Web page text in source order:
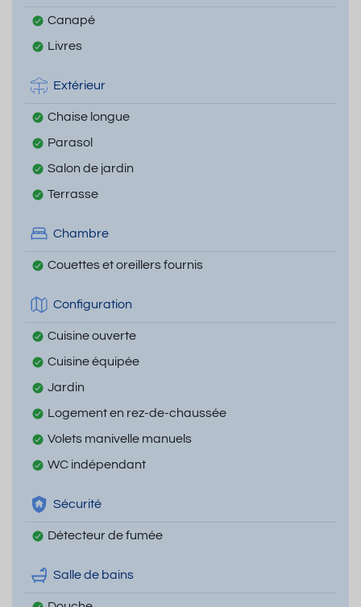
Canapé
Livres
Extérieur
Chaise longue
Parasol
Salon de jardin
Terrasse
Chambre
Couettes et oreillers fournis
Configuration
Cuisine ouverte
Cuisine équipée
Jardin
Logement en rez-de-chaussée
Volets manivelle manuels
WC indépendant
Sécurité
Détecteur de fumée
Salle de bains